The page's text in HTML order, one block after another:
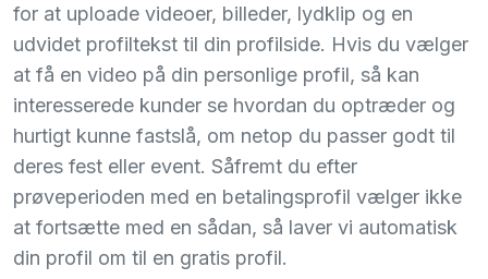
for at uploade videoer, billeder, lydklip og en
udvidet profiltekst til din profilside. Hvis du vælger
at få en video på din personlige profil, så kan
interesserede kunder se hvordan du optræder og
hurtigt kunne fastslå, om netop du passer godt til
deres fest eller event. Såfremt du efter
prøveperioden med en betalingsprofil vælger ikke
at fortsætte med en sådan, så laver vi automatisk
din profil om til en gratis profil.